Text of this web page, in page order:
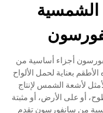
أساسية من
لحمل الألواح
لإنتاج
أو مثبتة
تقدم